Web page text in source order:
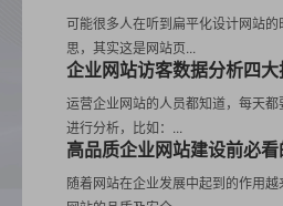
可能很多人在听到扁平化设计网站
思，其实这是网站页...
企业网站访客数据分析四
运营企业网站的人员都知道，每天
进行分析，比如：...
高品质企业网站建设前必
随着网站在企业发展中起到的作用